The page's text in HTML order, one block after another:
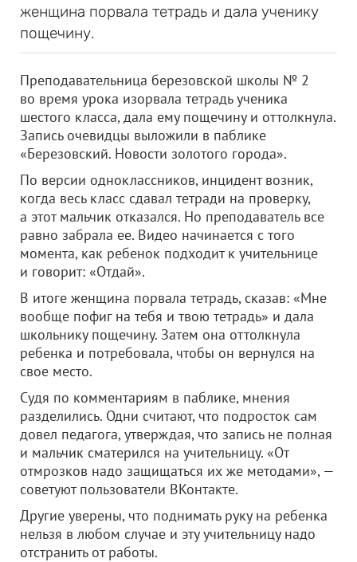
женщина порвала тетрадь и дала ученику
пощечину.
Преподавательница березовской школы № 2
во время урока изорвала тетрадь ученика
шестого класса, дала ему пощечину и оттолкнула.
Запись очевидцы выложили в паблике
«Березовский. Новости золотого города».
По версии одноклассников, инцидент возник,
когда весь класс сдавал тетради на проверку,
а этот мальчик отказался. Но преподаватель все
равно забрала ее. Видео начинается с того
момента, как ребенок подходит к учительнице
и говорит: «Отдай».
В итоге женщина порвала тетрадь, сказав: «Мне
вообще пофиг на тебя и твою тетрадь» и дала
школьнику пощечину. Затем она оттолкнула
ребенка и потребовала, чтобы он вернулся на
свое место.
Судя по комментариям в паблике, мнения
разделились. Одни считают, что подросток сам
довел педагога, утверждая, что запись не полная
и мальчик сматерился на учительницу. «От
отмрозков надо защищаться их же методами», —
советуют пользователи ВКонтакте.
Другие уверены, что поднимать руку на ребенка
нельзя в любом случае и эту учительницу надо
отстранить от работы.